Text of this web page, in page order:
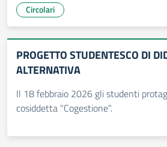
Circolari
PROGETTO STUDENTESCO DI
ALTERNATIVA
Il 18 febbraio 2026 gli studenti
cosiddetta "Cogestione".